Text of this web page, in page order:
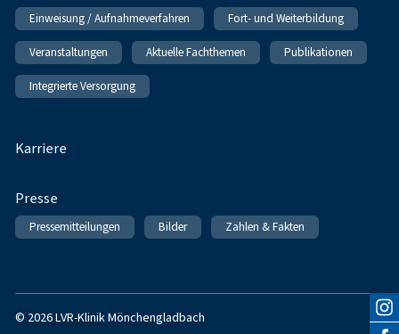
Einweisung / Aufnahmeverfahren Fort- und Weiterbildung
Veranstaltungen Aktuelle Fachthemen Publikationen
Integrierte Versorgung
Karriere
Presse
Pressemitteilungen Bilder Zahlen & Fakten
© 2026 LVR-Klinik Mönchengladbach